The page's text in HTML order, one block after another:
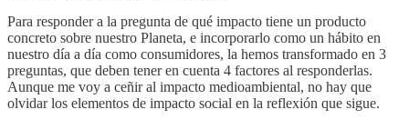
Para responder a la pregunta de qué impacto tiene un producto
concreto sobre nuestro Planeta, e incorporarlo como un hábito en
nuestro día a día como consumidores, la hemos transformado en 3
preguntas, que deben tener en cuenta 4 factores al responderlas.
Aunque me voy a ceñir al impacto medioambiental, no hay que
olvidar los elementos de impacto social en la reflexión que sigue.